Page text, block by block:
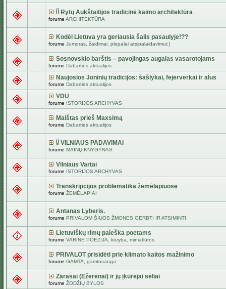
Rytų Aukštaitijos tradicinė kaimo architektūra
forume ARCHITEKTŪRA
Kodėl Lietuva yra geriausia šalis pasaulyje!??
forume Jumoras, žaidimai, plepalai atsipalaidavimui:)
Sosnovskio barštis – pavojingas augalas vasarotojams
forume Dabarties aktualijos
Naujosios Joninių tradicijos: šašlykai, fejerverkai ir alus
forume Dabarties aktualijos
VDU
forume ISTORIJOS ARCHYVAS
Maištas prieš Maxsimą
forume Dabarties aktualijos
VILNIAUS PADAVIMAI
forume MAINŲ KNYGYNAS
Vilniaus Vartai
forume ISTORIJOS ARCHYVAS
Transkripcijos problematika žemėlapiuose
forume ŽEMĖLAPIAI
Antanas Lyberis.
forume PRIVALOM ŠIUOS ŽMONES GERBTI IR ATSIMINTI
Lietuviškų rimų paieška poetams
forume VARINĖ POEZIJA, kūryba, miniatiūros
PRIVALOT prisidėti prie klimato kaitos mažinimo
forume GAMTA, gamtosauga
Zarasai (Ežerėnai) ir jų įkūrėjai sėliai
forume ŽODŽIŲ BYLOS